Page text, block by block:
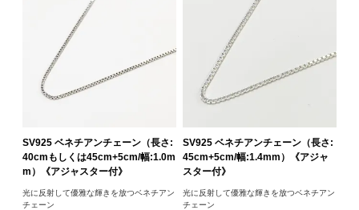
SV925 ベネチアンチェーン（長さ:
40cmもしくは45cm+5cm/幅:1.0m
m）《アジャスター付》
光に反射して優雅な輝きを放つベネチアン
チェーン
SV925 ベネチアンチェーン（長さ:
45cm+5cm/幅:1.4mm）《アジャ
スター付》
光に反射して優雅な輝きを放つベネチアン
チェーン